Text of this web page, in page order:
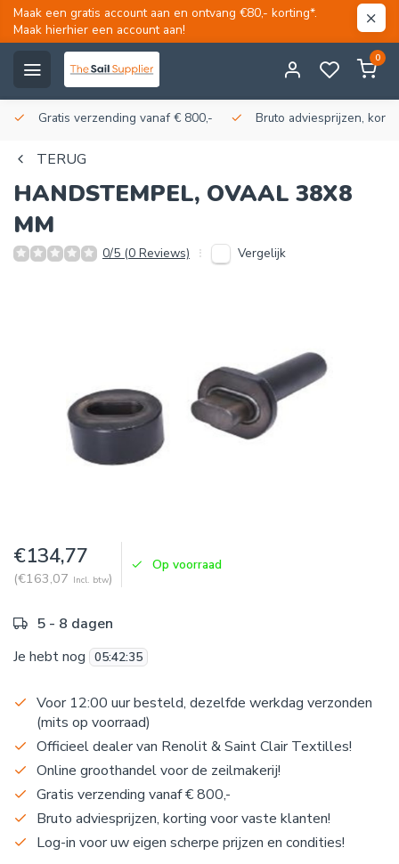
Maak een gratis account aan en ontvang €80,- korting*.
Maak hierhier een account aan!
0
Gratis verzending vanaf € 800,- Bruto adviesprijzen,
TERUG
HANDSTEMPEL, OVAAL 38X8
MM
0/5 (0 Reviews) Vergelijk
€134,77
(€163,07 Incl. btw)
Op voorraad
5 - 8 dagen
Je hebt nog 05:42:34
Voor 12:00 uur besteld, dezelfde werkdag verzonden
(mits op voorraad)
Officieel dealer van Renolit & Saint Clair Textilles!
Online groothandel voor de zeilmakerij!
Gratis verzending vanaf € 800,-
Bruto adviesprijzen, korting voor vaste klanten!
Log-in voor uw eigen scherpe prijzen en condities!